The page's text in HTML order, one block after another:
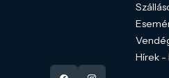
Hírek -